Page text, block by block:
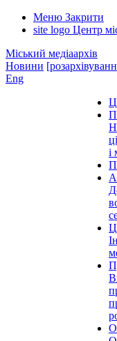
Меню Закрити
site logo Центр
Міський медіаархів
Новини
Eng
і